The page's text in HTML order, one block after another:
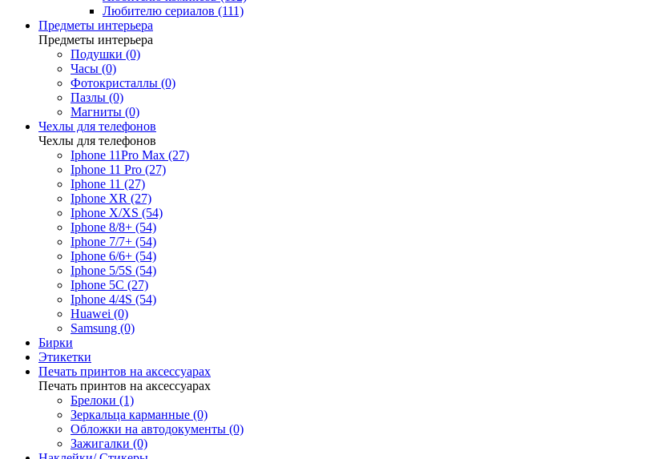
Любителю сериалов (111)
Предметы интерьера
Предметы интерьера
Подушки (0)
Часы (0)
Фотокристаллы (0)
Пазлы (0)
Магниты (0)
Чехлы для телефонов
Чехлы для телефонов
Iphone 11Pro Max (27)
Iphone 11 Pro (27)
Iphone 11 (27)
Iphone XR (27)
Iphone X/XS (54)
Iphone 8/8+ (54)
Iphone 7/7+ (54)
Iphone 6/6+ (54)
Iphone 5/5S (54)
Iphone 5C (27)
Iphone 4/4S (54)
Huawei (0)
Samsung (0)
Бирки
Этикетки
Печать принтов на аксессуарах
Печать принтов на аксессуарах
Брелоки (1)
Зеркальца карманные (0)
Обложки на автодокументы (0)
Зажигалки (0)